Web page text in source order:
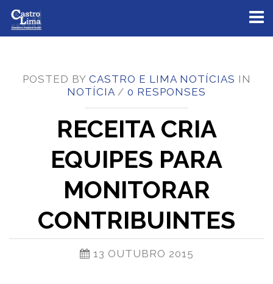
POSTED BY CASTRO E LIMA NOTÍCIAS IN
NOTÍCIA / 0 RESPONSES
RECEITA CRIA
EQUIPES PARA
MONITORAR
CONTRIBUINTES
13 OUTUBRO 2015